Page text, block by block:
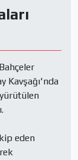
Kavşağı'nda
yürütülen
eden